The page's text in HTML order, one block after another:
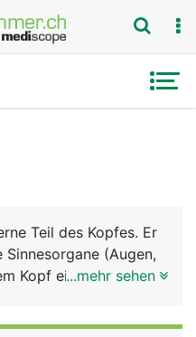
Teil des Kopfes. Er
(Augen,
Kopf eine...mehr sehen